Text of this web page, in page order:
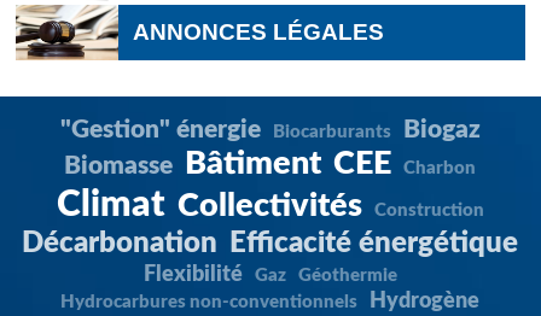
ANNONCES LÉGALES
"Gestion" énergie Biocarburants
Biogaz
Biomasse
Bâtiment CEE Charbon
Climat Collectivités Construction
Décarbonation Efficacité énergétique
Flexibilité Gaz
Géothermie
Hydrocarbures non-conventionnels
Hydrogène